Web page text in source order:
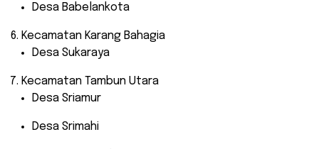
Desa Babelankota
Kecamatan Karang Bahagia
Desa Sukaraya
Kecamatan Tambun Utara
Desa Sriamur
Desa Srimahi